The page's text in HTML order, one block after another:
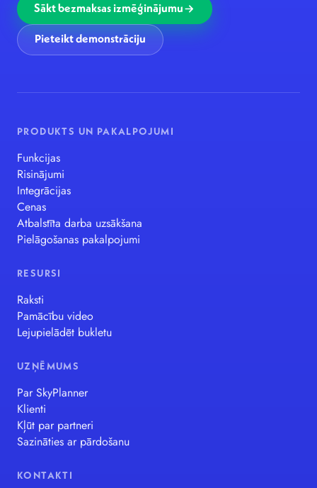
Sākt bezmaksas izmēģinājumu
Pieteikt demonstrāciju
PRODUKTS UN PAKALPOJUMI
Funkcijas
Risinājumi
Integrācijas
Cenas
Atbalstīta darba uzsākšana
Pielāgošanas pakalpojumi
RESURSI
Raksti
Pamācību video
Lejupielādēt bukletu
UZŅĒMUMS
Par SkyPlanner
Klienti
Kļūt par partneri
Sazināties ar pārdošanu
KONTAKTI